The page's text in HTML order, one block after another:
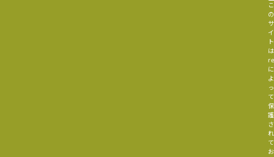
こ
の
サ
イ
ト
は
に
よ
っ
て
保
護
さ
れ
て
お